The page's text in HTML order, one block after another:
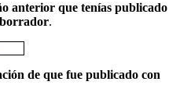
anterior que tenías publicado
.
de que fue publicado con